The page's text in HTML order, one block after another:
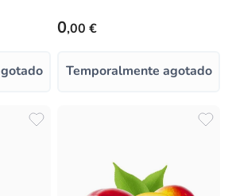
Precio habitual
0,00 €
Temporalmente agotado